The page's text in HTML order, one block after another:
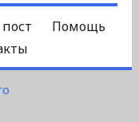
Помощь